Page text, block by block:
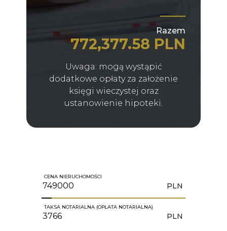
Razem
772,377.58 PLN
Uwaga: mogą wystąpić
dodatkowe opłaty za założenie
księgi wieczystej oraz
ustanowienie hipoteki.
CENA NIERUCHOMOŚCI
PLN
TAKSA NOTARIALNA (OPŁATA NOTARIALNA)
PLN